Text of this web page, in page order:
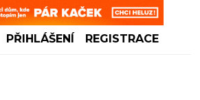
PŘIHLÁŠENÍ REGISTRACE